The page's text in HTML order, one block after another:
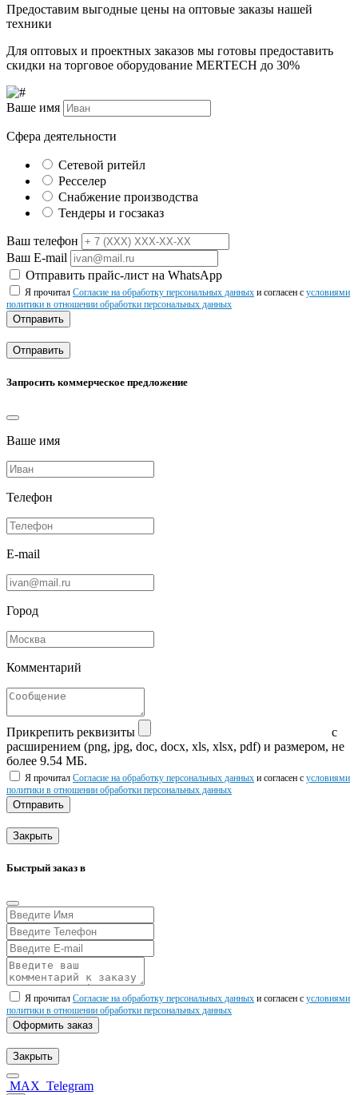
Предоставим выгодные цены на оптовые заказы нашей
техники
Для оптовых и проектных заказов мы готовы предоставить
скидки на торговое оборудование MERTECH до 30%
Ваше имя
Сфера деятельности
Сетевой ритейл
Ресселер
Снабжение производства
Тендеры и госзаказ
Ваш телефон
Ваш E-mail
Отправить прайс-лист на WhatsApp
Я прочитал Согласие на обработку персональных данных и согласен с условиями
политики в отношении обработки персональных данных
Отправить
Отправить
Запросить коммерческое предложение
Ваше имя
Телефон
E-mail
Город
Комментарий
Прикрепить реквизиты
с
расширением (png, jpg, doc, docx, xls, xlsx, pdf) и размером, не
более 9.54 МБ.
Я прочитал Согласие на обработку персональных данных и согласен с условиями
политики в отношении обработки персональных данных
Отправить
Закрыть
Быстрый заказ в
Я прочитал Согласие на обработку персональных данных и согласен с условиями
политики в отношении обработки персональных данных
Оформить заказ
Закрыть
MAX Telegram